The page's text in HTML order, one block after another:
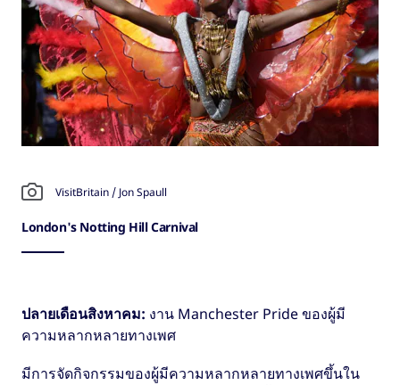
VisitBritain / Jon Spaull
London's Notting Hill Carnival
ปลายเดือนสิงหาคม: งาน Manchester Pride ของผู้มี
ความหลากหลายทางเพศ
มีการจัดกิจกรรมของผู้มีความหลากหลายทางเพศขึ้นใน